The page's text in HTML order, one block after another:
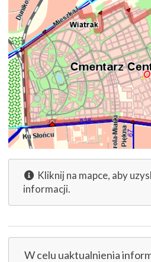
Kliknij na mapce, aby
informacji.
W celu uaktualnienia